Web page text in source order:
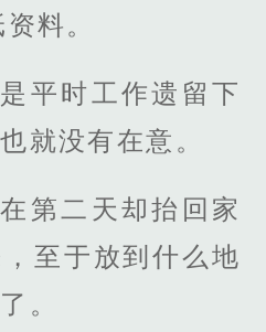
料。
平时工作遗留下
就没有在意。
第二天却抬回家
至于放到什么地
。